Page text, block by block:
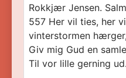
Rokkjær Jensen.
557 Her vil ties, her
vinterstormen
Giv mig Gud en
Til vor lille gerning ud.